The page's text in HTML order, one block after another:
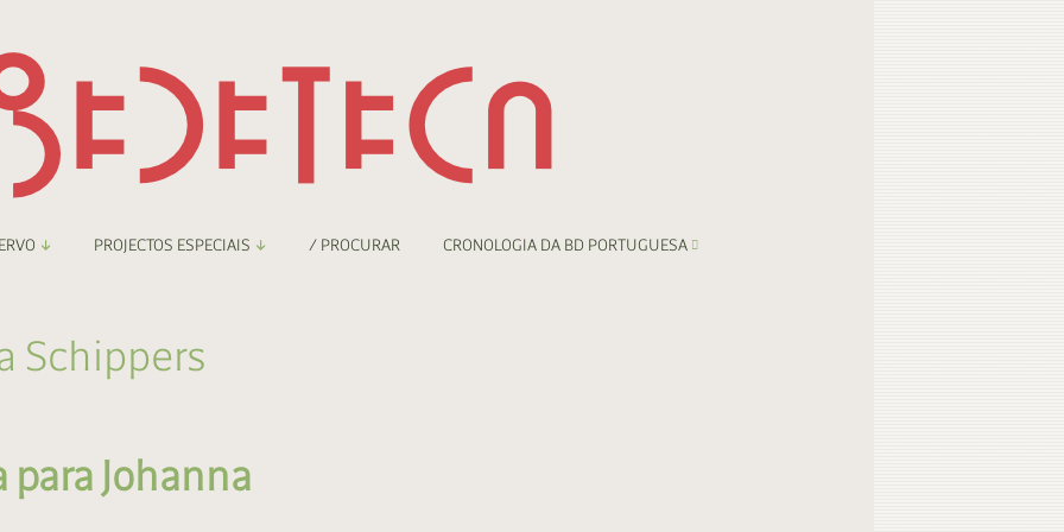
Comicarte
Digital
PROJECTOS ESPECIAIS
Recortes
/ PROCURAR CRONOLOGIA DA BD PORTUGUESA
Schippers
Johanna